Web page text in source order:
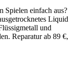
Spielen einfach aus?
Liquid
und
Reparatur ab 89 €,